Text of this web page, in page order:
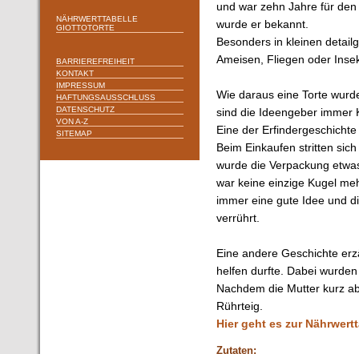
NÄHRWERTTABELLE
GIOTTOTORTE
BARRIEREFREIHEIT
KONTAKT
IMPRESSUM
HAFTUNGSAUSSCHLUSS
DATENSCHUTZ
VON A-Z
SITEMAP
und war zehn Jahre für
wurde er bekannt.
Besonders in kleinen
Ameisen, Fliegen oder
Wie daraus eine Torte
sind die Ideengeber immer
Eine der
Beim Einkaufen stritten
wurde die Verpackung
war keine einzige Kugel
immer eine gute Idee und
verrührt.
Eine andere Geschichte
helfen durfte. Dabei
Nachdem die Mutter kurz
Rührteig.
Hier geht es zur
Zutaten: